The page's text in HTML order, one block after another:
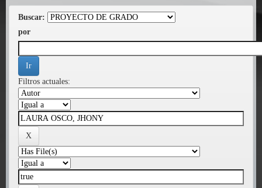
Buscar:
por
Filtros actuales: